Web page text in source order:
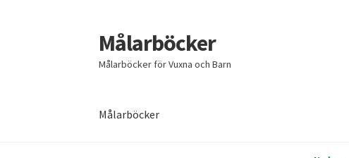
Hoppa
till
navigering
Hoppa
till
innehåll
Målarböcker
Målarböcker för Vuxna och Barn
Målarböcker